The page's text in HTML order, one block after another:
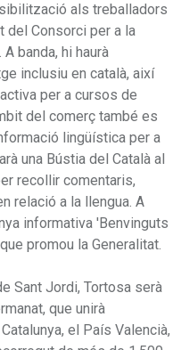
als treballadors
del Consorci per a la
banda, hi haurà
inclusiu en català, així
per a cursos de
del comerç també es
lingüística per a
una Bústia del Català al
recollir comentaris,
relació a la llengua. A
informativa 'Benvinguts
promou la Generalitat.
Sant Jordi, Tortosa serà
que unirà
el País Valencià,